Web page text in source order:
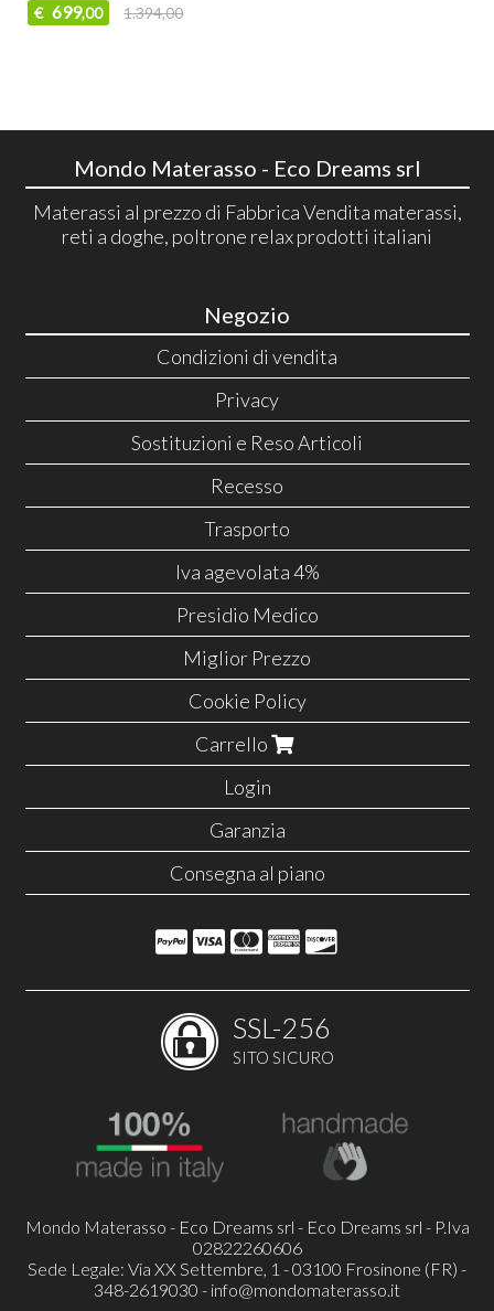
€ 699,00 1.394,00
Mondo Materasso - Eco Dreams srl
Materassi al prezzo di Fabbrica Vendita materassi,
reti a doghe, poltrone relax prodotti italiani
Negozio
Condizioni di vendita
Privacy
Sostituzioni e Reso Articoli
Recesso
Trasporto
Iva agevolata 4%
Presidio Medico
Miglior Prezzo
Cookie Policy
Carrello
Login
Garanzia
Consegna al piano
SSL-256
SITO SICURO
Mondo Materasso - Eco Dreams srl - Eco Dreams srl - P.Iva
02822260606
Sede Legale: Via XX Settembre, 1 - 03100 Frosinone (FR) -
348-2619030 - info@mondomaterasso.it